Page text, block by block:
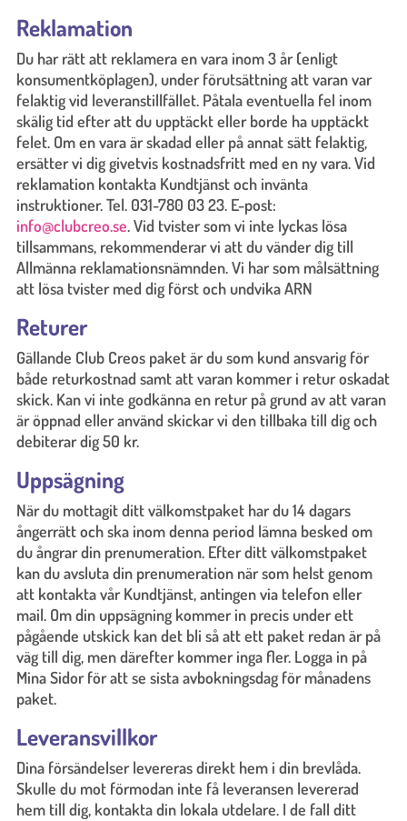
Reklamation
Du har rätt att reklamera en vara inom 3 år (enligt
konsumentköplagen), under förutsättning att varan var
felaktig vid leveranstillfället. Påtala eventuella fel inom
skälig tid efter att du upptäckt eller borde ha upptäckt
felet. Om en vara är skadad eller på annat sätt felaktig,
ersätter vi dig givetvis kostnadsfritt med en ny vara. Vid
reklamation kontakta Kundtjänst och invänta
instruktioner. Tel. 031-780 03 23. E-post:
info@clubcreo.se. Vid tvister som vi inte lyckas lösa
tillsammans, rekommenderar vi att du vänder dig till
Allmänna reklamationsnämnden. Vi har som målsättning
att lösa tvister med dig först och undvika ARN
Returer
Gällande Club Creos paket är du som kund ansvarig för
både returkostnad samt att varan kommer i retur oskadat
skick. Kan vi inte godkänna en retur på grund av att varan
är öppnad eller använd skickar vi den tillbaka till dig och
debiterar dig 50 kr.
Uppsägning
När du mottagit ditt välkomstpaket har du 14 dagars
ångerrätt och ska inom denna period lämna besked om
du ångrar din prenumeration. Efter ditt välkomstpaket
kan du avsluta din prenumeration när som helst genom
att kontakta vår Kundtjänst, antingen via telefon eller
mail. Om din uppsägning kommer in precis under ett
pågående utskick kan det bli så att ett paket redan är på
väg till dig, men därefter kommer inga fler. Logga in på
Mina Sidor för att se sista avbokningsdag för månadens
paket.
Leveransvillkor
Dina försändelser levereras direkt hem i din brevlåda.
Skulle du mot förmodan inte få leveransen levererad
hem till dig, kontakta din lokala utdelare. I de fall ditt